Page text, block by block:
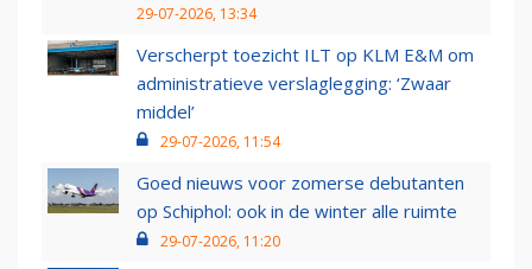
29-07-2026, 13:34
Verscherpt toezicht ILT op KLM E&M om
administratieve verslaglegging: ‘Zwaar
middel’
29-07-2026, 11:54
Goed nieuws voor zomerse debutanten
op Schiphol: ook in de winter alle ruimte
29-07-2026, 11:20